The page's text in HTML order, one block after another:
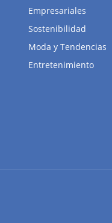
Empresariales
Sostenibilidad
Moda y Tendencias
Entretenimiento